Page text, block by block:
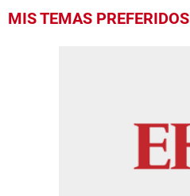
MIS TEMAS PREFERIDOS